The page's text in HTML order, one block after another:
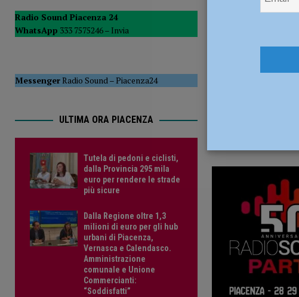
del Consiglio POLITICA
[ 5 Agosto 2026 ] Tutela di pedoni e ciclisti, dalla Provincia 295
Radio Sound Piacenza 24
WhatsApp 333 7575246 – Invia
MessengerRadio Sound–Piacenza24
ULTIMA ORA PIACENZA
Tutela di pedoni e ciclisti,
dalla Provincia 295 mila
euro per rendere le strade
più sicure
Dalla Regione oltre 1,3
milioni di euro per gli hub
urbani di Piacenza,
Vernasca e Calendasco.
Amministrazione
comunale e Unione
Commercianti:
“Soddisfatti”